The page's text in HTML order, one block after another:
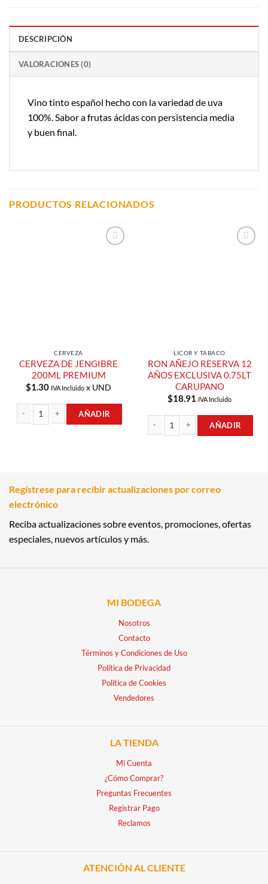
DESCRIPCIÓN
VALORACIONES (0)
Vino tinto español hecho con la variedad de uva
100%. Sabor a frutas ácidas con persistencia media
y buen final.
PRODUCTOS RELACIONADOS
CERVEZA
CERVEZA DE JENGIBRE
200ML PREMIUM
$1.30 IVA Incluido x UND
CERVEZA DE JENGIBRE 200ML PREMIUM cantidad
AÑADIR
LICOR Y TABACO
RON AÑEJO RESERVA 12
AÑOS EXCLUSIVA 0.75LT
CARUPANO
$18.91 IVA Incluido
AÑADIR
Regístrese para recibir actualizaciones por correo
electrónico
Reciba actualizaciones sobre eventos, promociones, ofertas
especiales, nuevos artículos y más.
MI BODEGA
Nosotros
Contacto
Términos y Condiciones de Uso
Política de Privacidad
Política de Cookies
Vendedores
LA TIENDA
Mi Cuenta
¿Cómo Comprar?
Preguntas Frecuentes
Registrar Pago
Reclamos
ATENCIÓN AL CLIENTE